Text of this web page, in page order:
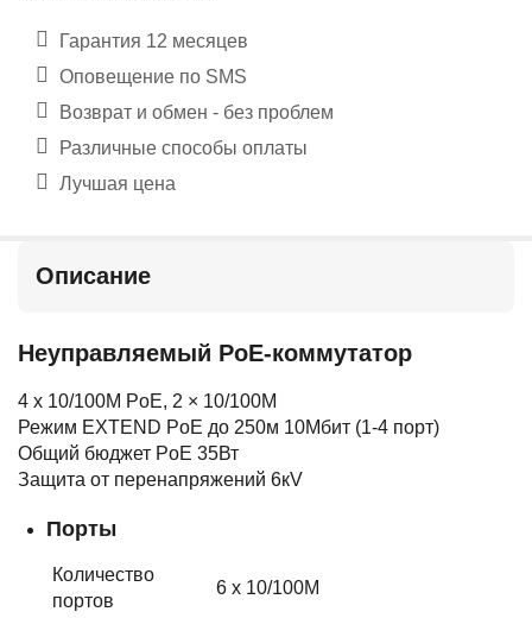
Гарантия 12 месяцев
Оповещение по SMS
Возврат и обмен - без проблем
Различные способы оплаты
Лучшая цена
Описание
Неуправляемый PoE-коммутатор
4 x 10/100M PoE, 2 × 10/100M
Режим EXTEND PoE до 250м 10Мбит (1-4 порт)
Общий бюджет PoE 35Вт
Защита от перенапряжений 6кV
Порты
Количество
портов
6 х 10/100М